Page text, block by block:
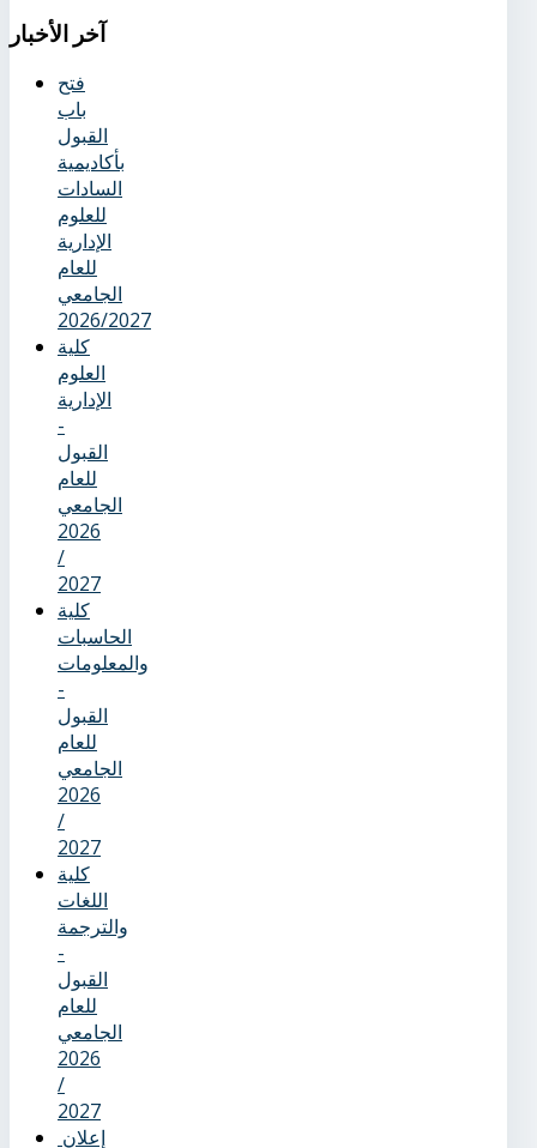
آخر
الأخبار
فتح
باب
القبول
بأكاديمية
السادات
للعلوم
الإدارية
للعام
الجامعي
2026/2027
كلية
العلوم
الإدارية
-
القبول
للعام
الجامعي
2026
/
2027
كلية
الحاسبات
والمعلومات
-
القبول
للعام
الجامعي
2026
/
2027
كلية
اللغات
والترجمة
-
القبول
للعام
الجامعي
2026
/
2027